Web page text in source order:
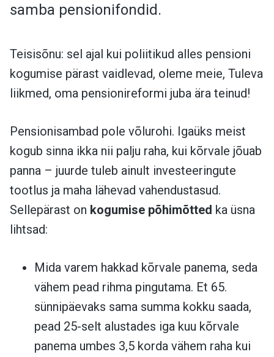
samba pensionifondid.
Teisisõnu: sel ajal kui poliitikud alles pensioni
kogumise pärast vaidlevad, oleme meie, Tuleva
liikmed, oma pensionireformi juba ära teinud!
Pensionisambad pole võlurohi. Igaüks meist
kogub sinna ikka nii palju raha, kui kõrvale jõuab
panna – juurde tuleb ainult investeeringute
tootlus ja maha lähevad vahendustasud.
Sellepärast on kogumise põhimõtted ka üsna
lihtsad:
Mida varem hakkad kõrvale panema, seda
vähem pead rihma pingutama. Et 65.
sünnipäevaks sama summa kokku saada,
pead 25-selt alustades iga kuu kõrvale
panema umbes 3,5 korda vähem raha kui